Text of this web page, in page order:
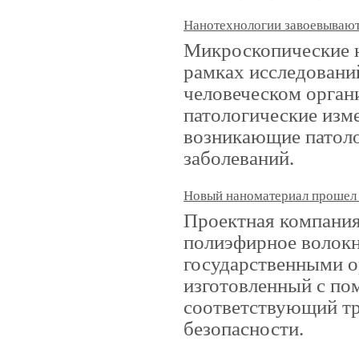
Нанотехнологии
Микроскопические
рамках
человеческом
патологические
возникающие
заболеваний.
Новый наноматериал
Проектная
полиэфирное
государственными
изготовленный с
соответствующий
безопасности.